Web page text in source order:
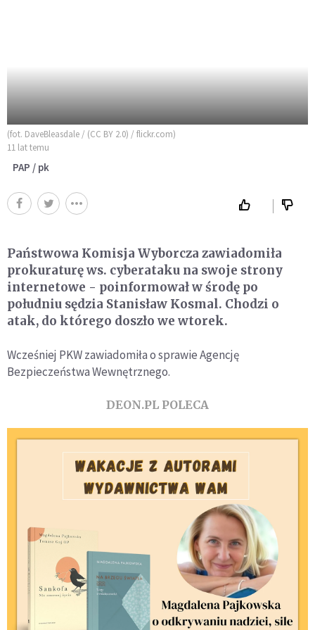
(fot. DaveBleasdale / (CC BY 2.0) / flickr.com)
11 lat temu
PAP / pk
Państwowa Komisja Wyborcza zawiadomiła
prokuraturę ws. cyberataku na swoje strony
internetowe - poinformował w środę po
południu sędzia Stanisław Kosmal. Chodzi o
atak, do którego doszło we wtorek.
Wcześniej PKW zawiadomiła o sprawie Agencję
Bezpieczeństwa Wewnętrznego.
DEON.PL POLECA